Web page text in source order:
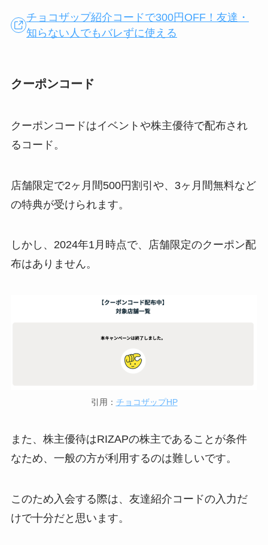
チョコザップ紹介コードで300円OFF！友達・
知らない人でもバレずに使える
クーポンコード
クーポンコードはイベントや株主優待で配布され
るコード。
店舗限定で2ヶ月間500円割引や、3ヶ月間無料など
の特典が受けられます。
しかし、2024年1月時点で、店舗限定のクーポン配
布はありません。
引用： チョコザップHP
また、株主優待はRIZAPの株主であることが条件
なため、一般の方が利用するのは難しいです。
このため入会する際は、友達紹介コードの入力だ
けで十分だと思います。